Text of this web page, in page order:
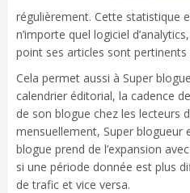
régulièrement. Cette statistique
n’importe quel logiciel
point ses articles sont
Cela permet aussi à Super
calendrier éditorial, la cadence
de son blogue chez les lecteurs
mensuellement, Super blogueur
blogue prend de l’expansion
si une période donnée est plus
de trafic et vice versa.